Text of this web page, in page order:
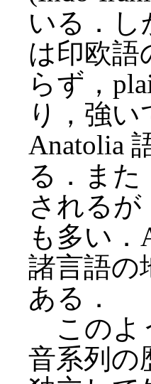
いる．し
は印欧語
らず，
り，強
Anatolia
る．また
される
も多い．
諸言語の
ある．
このよ
音系列の